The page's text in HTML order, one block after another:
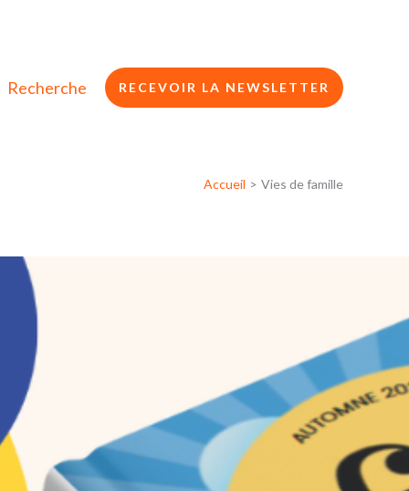
Recherche RECEVOIR LA NEWSLETTER
Accueil Vies de famille